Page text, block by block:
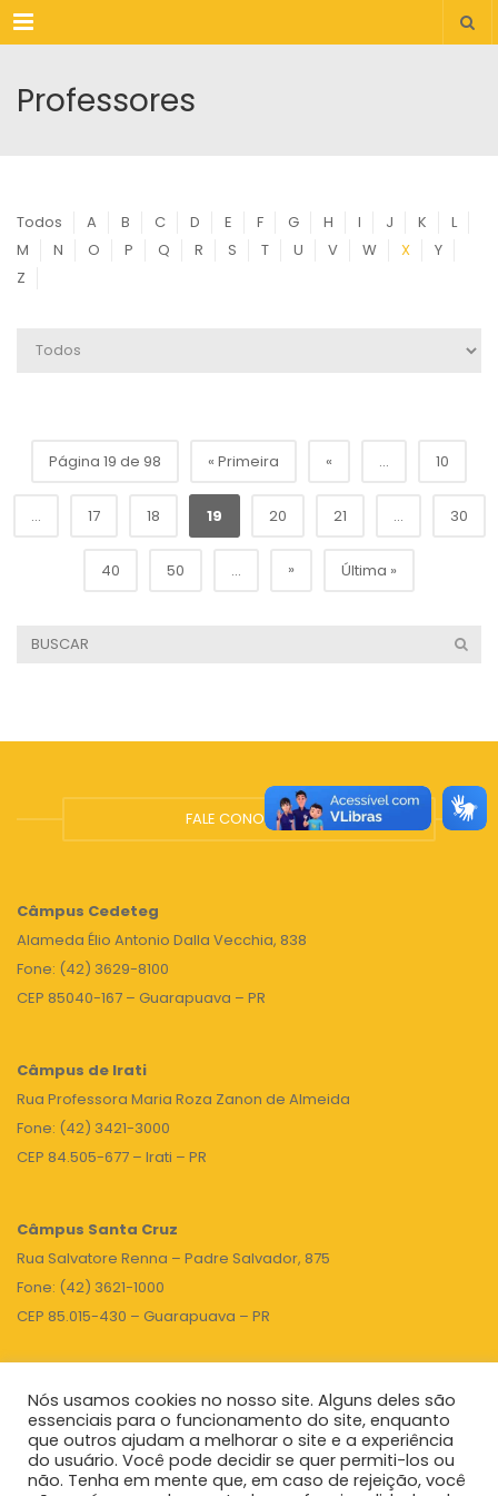
Menu
Professores
Todos A B C D E F G H I J K
L
M
N O P Q R S T U V W X
Y
Z
Página 19 de 98 « Primeira « ... 10
... 17 18 19 20 21 ... 30
40 50 ... » Última »
FALE CONOSCO
Câmpus Cedeteg
Alameda Élio Antonio Dalla Vecchia, 838
Fone: (42) 3629-8100
CEP 85040-167 – Guarapuava – PR
Câmpus de Irati
Rua Professora Maria Roza Zanon de Almeida
Fone: (42) 3421-3000
CEP 84.505-677 – Irati – PR
Câmpus Santa Cruz
Rua Salvatore Renna – Padre Salvador, 875
Fone: (42) 3621-1000
CEP 85.015-430 – Guarapuava – PR
TOPO
Unicentro |Governo do Paraná|Seti| Agenda do Reitor
Nós usamos cookies no nosso site. Alguns deles são
essenciais para o funcionamento do site, enquanto
que outros ajudam a melhorar o site e a experiência
do usuário. Você pode decidir se quer permiti-los ou
não. Tenha em mente que, em caso de rejeição, você